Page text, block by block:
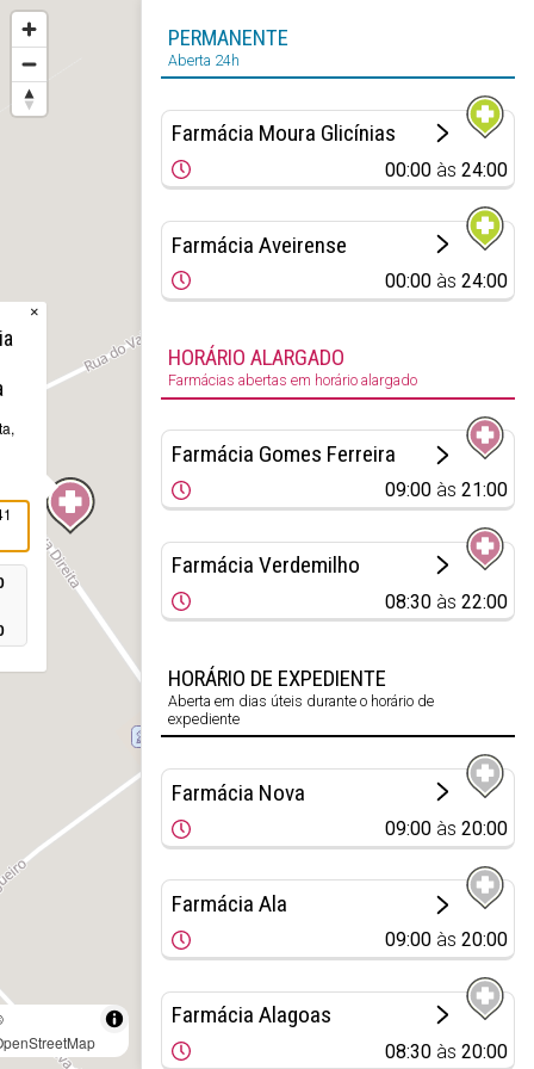
×
PERMANENTE
Aberta 24h
Farmácia Moura Glicínias
00:00 às24:00
Farmácia Aveirense
00:00 às24:00
HORÁRIO ALARGADO
Farmácias abertas em horário alargado
Farmácia Gomes Ferreira
09:00 às21:00
Farmácia Verdemilho
08:30 às22:00
HORÁRIO DE EXPEDIENTE
Aberta em dias úteis durante o horário de
expediente
Farmácia Nova
09:00 às20:00
Farmácia Ala
09:00 às20:00
Farmácia Alagoas
08:30 às20:00